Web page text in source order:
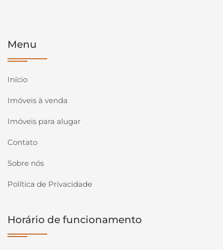
Menu
Início
Imóveis à venda
Imóveis para alugar
Contato
Sobre nós
Política de Privacidade
Horário de funcionamento